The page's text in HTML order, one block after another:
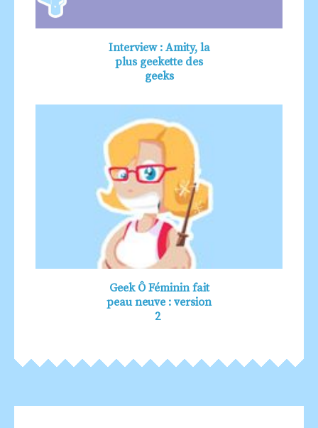
Interview : Amity, la
plus geekette des
geeks
Geek Ô Féminin fait
peau neuve : version
2